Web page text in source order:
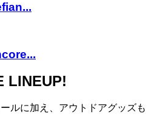
LINEUP!
ルに加え、アウトドアグッズも